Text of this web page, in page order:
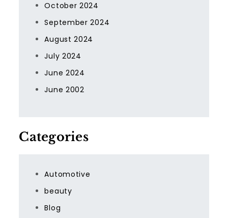
October 2024
September 2024
August 2024
July 2024
June 2024
June 2002
Categories
Automotive
beauty
Blog